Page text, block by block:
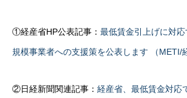
①経産省HP公表記事： 最低賃金引上げに対
規模事業者への支援策を公表します （METI/
②日経新聞関連記事： 経産省、最低賃金対